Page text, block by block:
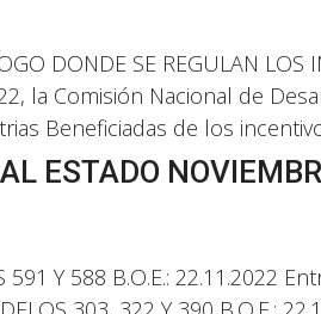
DONDE SE REGULAN LOS
la Comisión Nacional de
Beneficiadas de los
ESTADO
591 Y 588 B.O.E.: 22.11.2022